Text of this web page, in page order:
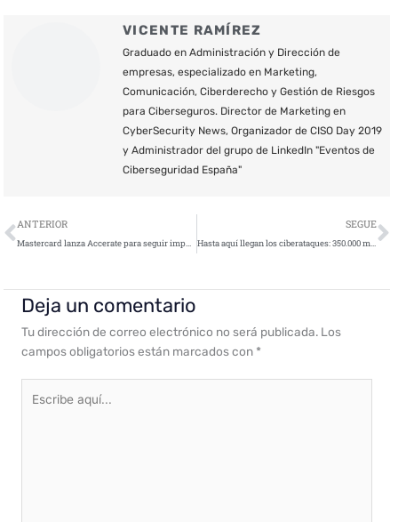
VICENTE RAMÍREZ
Graduado en Administración y Dirección de
empresas, especializado en Marketing,
Comunicación, Ciberderecho y Gestión de Riesgos
para Ciberseguros. Director de Marketing en
CyberSecurity News, Organizador de CISO Day 2019
y Administrador del grupo de LinkedIn "Eventos de
Ciberseguridad España"
Ant
ANTERIOR
Mastercard lanza Accerate para seguir impulsando las Fintech
SEGUE
Hasta aquí llegan los ciberataques: 350.000 marcapasos necesitan un parche de seguridad
Deja un comentario
Tu dirección de correo electrónico no será publicada. Los
campos obligatorios están marcados con *
aquí...